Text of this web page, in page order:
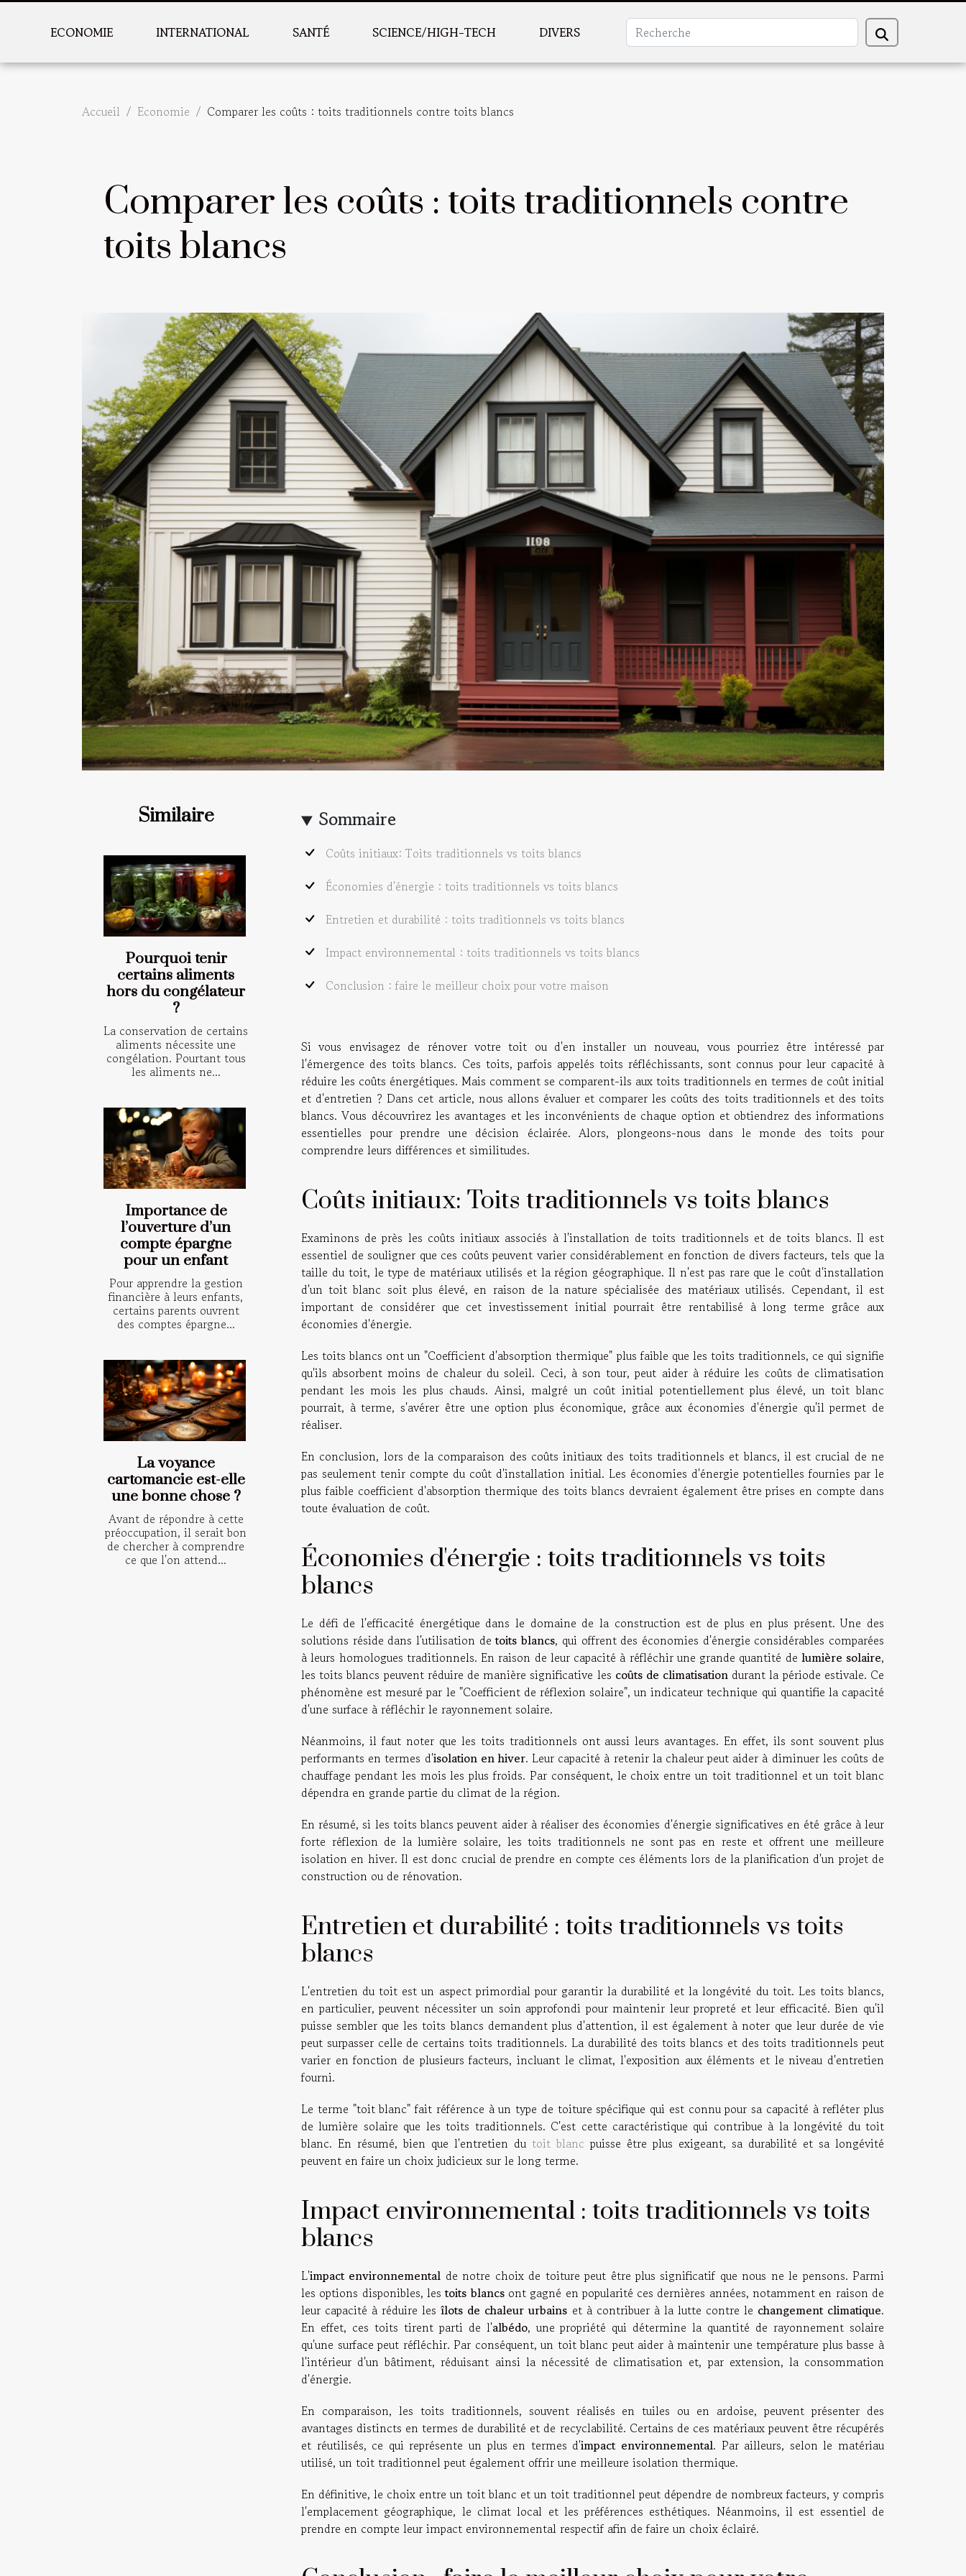
ECONOMIE INTERNATIONAL SANTÉ SCIENCE/HIGH-TECH DIVERS
Accueil Economie Comparer les coûts : toits traditionnels contre toits blancs
Comparer les coûts : toits traditionnels contre
toits blancs
Similaire
Pourquoi tenir
certains aliments
hors du congélateur
?
La conservation de certains
aliments nécessite une
congélation. Pourtant tous
les aliments ne...
Importance de
l’ouverture d’un
compte épargne
pour un enfant
Pour apprendre la gestion
financière à leurs enfants,
certains parents ouvrent
des comptes épargne...
La voyance
cartomancie est-elle
une bonne chose ?
Avant de répondre à cette
préoccupation, il serait bon
de chercher à comprendre
ce que l'on attend...
Sommaire
Coûts initiaux: Toits traditionnels vs toits blancs
Économies d'énergie : toits traditionnels vs toits blancs
Entretien et durabilité : toits traditionnels vs toits blancs
Impact environnemental : toits traditionnels vs toits blancs
Conclusion : faire le meilleur choix pour votre maison
Si vous envisagez de rénover votre toit ou d'en installer un nouveau, vous pourriez être intéressé par
l'émergence des toits blancs. Ces toits, parfois appelés toits réfléchissants, sont connus pour leur capacité à
réduire les coûts énergétiques. Mais comment se comparent-ils aux toits traditionnels en termes de coût initial
et d'entretien ? Dans cet article, nous allons évaluer et comparer les coûts des toits traditionnels et des toits
blancs. Vous découvrirez les avantages et les inconvénients de chaque option et obtiendrez des informations
essentielles pour prendre une décision éclairée. Alors, plongeons-nous dans le monde des toits pour
comprendre leurs différences et similitudes.
Coûts initiaux: Toits traditionnels vs toits blancs
Examinons de près les coûts initiaux associés à l'installation de toits traditionnels et de toits blancs. Il est
essentiel de souligner que ces coûts peuvent varier considérablement en fonction de divers facteurs, tels que la
taille du toit, le type de matériaux utilisés et la région géographique. Il n'est pas rare que le coût d'installation
d'un toit blanc soit plus élevé, en raison de la nature spécialisée des matériaux utilisés. Cependant, il est
important de considérer que cet investissement initial pourrait être rentabilisé à long terme grâce aux
économies d'énergie.
Les toits blancs ont un "Coefficient d'absorption thermique" plus faible que les toits traditionnels, ce qui signifie
qu'ils absorbent moins de chaleur du soleil. Ceci, à son tour, peut aider à réduire les coûts de climatisation
pendant les mois les plus chauds. Ainsi, malgré un coût initial potentiellement plus élevé, un toit blanc
pourrait, à terme, s'avérer être une option plus économique, grâce aux économies d'énergie qu'il permet de
réaliser.
En conclusion, lors de la comparaison des coûts initiaux des toits traditionnels et blancs, il est crucial de ne
pas seulement tenir compte du coût d'installation initial. Les économies d'énergie potentielles fournies par le
plus faible coefficient d'absorption thermique des toits blancs devraient également être prises en compte dans
toute évaluation de coût.
Économies d'énergie : toits traditionnels vs toits
blancs
Le défi de l'efficacité énergétique dans le domaine de la construction est de plus en plus présent. Une des
solutions réside dans l'utilisation detoits blancs, qui offrent des économies d'énergie considérables comparées
à leurs homologues traditionnels. En raison de leur capacité à réfléchir une grande quantité de lumière solaire,
les toits blancs peuvent réduire de manière significative les coûts de climatisation durant la période estivale. Ce
phénomène est mesuré par le "Coefficient de réflexion solaire", un indicateur technique qui quantifie la capacité
d'une surface à réfléchir le rayonnement solaire.
Néanmoins, il faut noter que les toits traditionnels ont aussi leurs avantages. En effet, ils sont souvent plus
performants en termes d'isolation en hiver. Leur capacité à retenir la chaleur peut aider à diminuer les coûts de
chauffage pendant les mois les plus froids. Par conséquent, le choix entre un toit traditionnel et un toit blanc
dépendra en grande partie du climat de la région.
En résumé, si les toits blancs peuvent aider à réaliser des économies d'énergie significatives en été grâce à leur
forte réflexion de la lumière solaire, les toits traditionnels ne sont pas en reste et offrent une meilleure
isolation en hiver. Il est donc crucial de prendre en compte ces éléments lors de la planification d'un projet de
construction ou de rénovation.
Entretien et durabilité : toits traditionnels vs toits
blancs
L'entretien du toit est un aspect primordial pour garantir la durabilité et la longévité du toit. Les toits blancs,
en particulier, peuvent nécessiter un soin approfondi pour maintenir leur propreté et leur efficacité. Bien qu'il
puisse sembler que les toits blancs demandent plus d'attention, il est également à noter que leur durée de vie
peut surpasser celle de certains toits traditionnels. La durabilité des toits blancs et des toits traditionnels peut
varier en fonction de plusieurs facteurs, incluant le climat, l'exposition aux éléments et le niveau d'entretien
fourni.
Le terme "toit blanc" fait référence à un type de toiture spécifique qui est connu pour sa capacité à refléter plus
de lumière solaire que les toits traditionnels. C'est cette caractéristique qui contribue à la longévité du toit
blanc. En résumé, bien que l'entretien du toit blanc puisse être plus exigeant, sa durabilité et sa longévité
peuvent en faire un choix judicieux sur le long terme.
Impact environnemental : toits traditionnels vs toits
blancs
L'impact environnemental de notre choix de toiture peut être plus significatif que nous ne le pensons. Parmi
les options disponibles, lestoits blancsont gagné en popularité ces dernières années, notamment en raison de
leur capacité à réduire lesîlots de chaleur urbains et à contribuer à la lutte contre le changement climatique.
En effet, ces toits tirent parti de l'albédo, une propriété qui détermine la quantité de rayonnement solaire
qu'une surface peut réfléchir. Par conséquent, un toit blanc peut aider à maintenir une température plus basse à
l'intérieur d'un bâtiment, réduisant ainsi la nécessité de climatisation et, par extension, la consommation
d'énergie.
En comparaison, les toits traditionnels, souvent réalisés en tuiles ou en ardoise, peuvent présenter des
avantages distincts en termes de durabilité et de recyclabilité. Certains de ces matériaux peuvent être récupérés
et réutilisés, ce qui représente un plus en termes d'impact environnemental. Par ailleurs, selon le matériau
utilisé, un toit traditionnel peut également offrir une meilleure isolation thermique.
En définitive, le choix entre un toit blanc et un toit traditionnel peut dépendre de nombreux facteurs, y compris
l'emplacement géographique, le climat local et les préférences esthétiques. Néanmoins, il est essentiel de
prendre en compte leur impact environnemental respectif afin de faire un choix éclairé.